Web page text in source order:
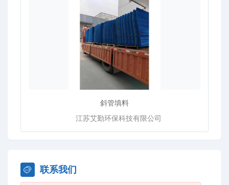
斜管填料
江苏艾勤环保科技有限公司
联系我们